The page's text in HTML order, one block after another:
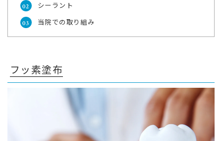
シーラント
当院での取り組み
フッ素塗布